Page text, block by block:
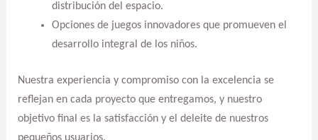
distribución del espacio.
Opciones de juegos innovadores que promueven el
desarrollo integral de los niños.
Nuestra experiencia y compromiso con la excelencia se
reflejan en cada proyecto que entregamos, y nuestro
objetivo final es la satisfacción y el deleite de nuestros